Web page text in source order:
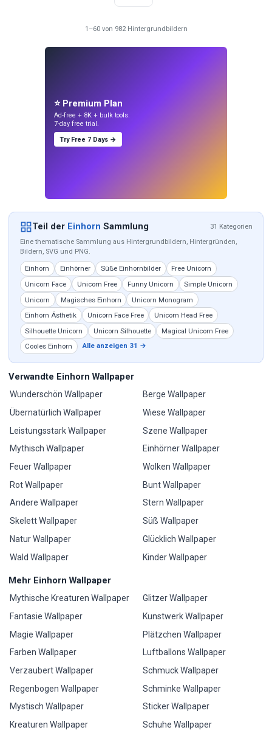
1–60 von 982 Hintergrundbildern
⭐ Premium Plan
Ad-free + 8K + bulk tools.
7-day free trial.
Try Free 7 Days →
Teil der Einhorn Sammlung
31 Kategorien
Eine thematische Sammlung aus Hintergrundbildern, Hintergründen,
Bildern, SVG und PNG.
Einhorn Einhörner Süße Einhornbilder
Free Unicorn
Unicorn Face
Unicorn Free Funny Unicorn
Simple Unicorn
Unicorn
Magisches Einhorn
Unicorn Monogram
Einhorn Ästhetik
Unicorn Face Free
Unicorn Head Free
Silhouette Unicorn
Unicorn Silhouette
Magical Unicorn Free
Cooles Einhorn
Alle anzeigen 31 →
Verwandte Einhorn Wallpaper
Wunderschön Wallpaper
Übernatürlich Wallpaper
Leistungsstark Wallpaper
Mythisch Wallpaper
Feuer Wallpaper
Rot Wallpaper
Andere Wallpaper
Skelett Wallpaper
Natur Wallpaper
Wald Wallpaper
Berge Wallpaper
Wiese Wallpaper
Szene Wallpaper
Einhörner Wallpaper
Wolken Wallpaper
Bunt Wallpaper
Stern Wallpaper
Süß Wallpaper
Glücklich Wallpaper
Kinder Wallpaper
Mehr Einhorn Wallpaper
Mythische Kreaturen Wallpaper
Fantasie Wallpaper
Magie Wallpaper
Farben Wallpaper
Verzaubert Wallpaper
Regenbogen Wallpaper
Mystisch Wallpaper
Kreaturen Wallpaper
Glitzer Wallpaper
Kunstwerk Wallpaper
Plätzchen Wallpaper
Luftballons Wallpaper
Schmuck Wallpaper
Schminke Wallpaper
Sticker Wallpaper
Schuhe Wallpaper